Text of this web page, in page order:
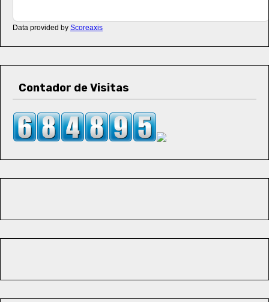
Data provided by Scoreaxis
Contador de Visitas